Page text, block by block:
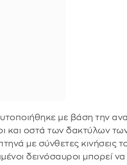
με βάση την
και οστά των δακτύλων
με σύνθετες κινήσεις
δεινόσαυροι μπορεί